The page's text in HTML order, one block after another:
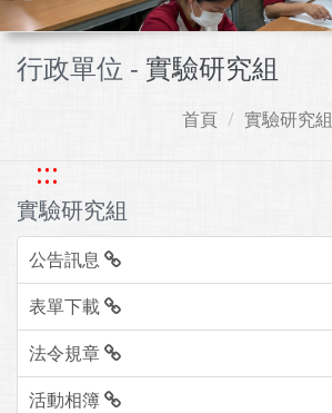
行政單位 - 實驗研究組
首頁 實驗研究組
:::
實驗研究組
公告訊息
表單下載
法令規章
活動相簿